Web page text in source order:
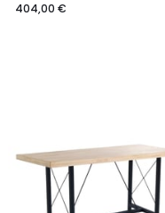
404,00 €